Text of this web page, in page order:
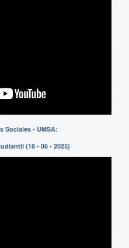
Sociales - UMSA:
(18 - 06 - 2025)